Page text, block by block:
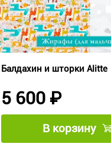
Балдахин и шторки Alitte
5 600 ₽
В корзину